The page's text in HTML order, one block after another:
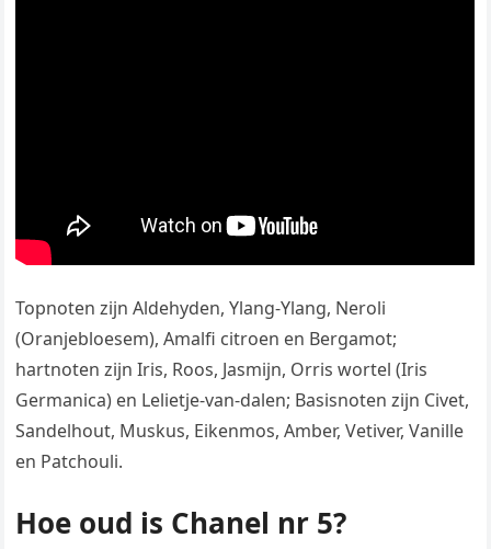
Topnoten zijn Aldehyden, Ylang-Ylang, Neroli
(Oranjebloesem), Amalfi citroen en Bergamot;
hartnoten zijn Iris, Roos, Jasmijn, Orris wortel (Iris
Germanica) en Lelietje-van-dalen; Basisnoten zijn Civet,
Sandelhout, Muskus, Eikenmos, Amber, Vetiver, Vanille
en Patchouli.
Hoe oud is Chanel nr 5?